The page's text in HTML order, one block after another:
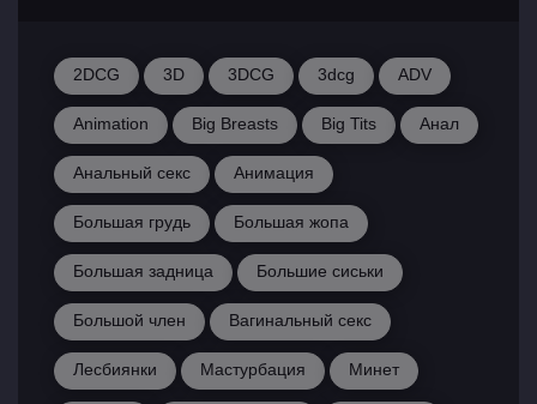
2DCG 3D 3DCG 3dcg ADV
Animation Big Breasts Big Tits Анал
Анальный секс Анимация
Большая грудь Большая жопа
Большая задница Большие сиськи
Большой член Вагинальный секс
Лесбиянки Мастурбация Минет